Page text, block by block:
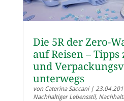
Die 5R der Zero-
auf Reisen –
und
unterwegs
von Caterina Saccani|
Nachhaltiger Lebensstil,